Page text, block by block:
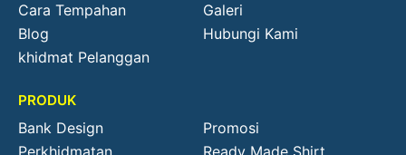
Cara Tempahan
Galeri
Blog
Hubungi Kami
khidmat Pelanggan
PRODUK
Bank Design
Promosi
Perkhidmatan
Ready Made Shirt